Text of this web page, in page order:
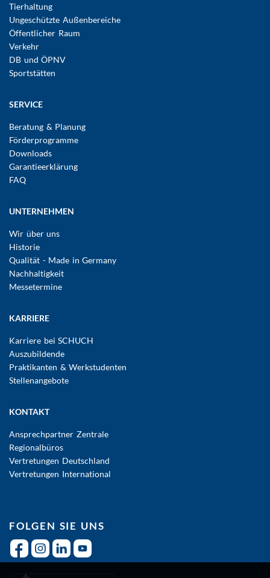
Tierhaltung
Ungeschützte Außenbereiche
Öffentlicher Raum
Verkehr
DB und ÖPNV
Sportstätten
SERVICE
Beratung & Planung
Förderprogramme
Downloads
Garantieerklärung
FAQ
UNTERNEHMEN
Wir über uns
Historie
Qualität - Made in Germany
Nachhaltigkeit
Messetermine
KARRIERE
Karriere bei SCHUCH
Auszubildende
Praktikanten & Werkstudenten
Stellenangebote
KONTAKT
Ansprechpartner Zentrale
Regionalbüros
Vertretungen Deutschland
Vertretungen International
FOLGEN SIE UNS